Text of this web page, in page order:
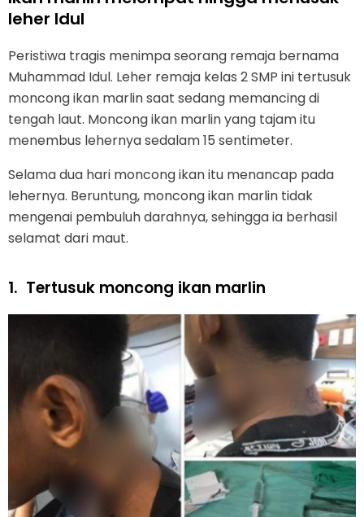
leher Idul
Peristiwa tragis menimpa seorang remaja bernama
Muhammad Idul. Leher remaja kelas 2 SMP ini tertusuk
moncong ikan marlin saat sedang memancing di
tengah laut. Moncong ikan marlin yang tajam itu
menembus lehernya sedalam 15 sentimeter.
Selama dua hari moncong ikan itu menancap pada
lehernya. Beruntung, moncong ikan marlin tidak
mengenai pembuluh darahnya, sehingga ia berhasil
selamat dari maut.
1. Tertusuk moncong ikan marlin